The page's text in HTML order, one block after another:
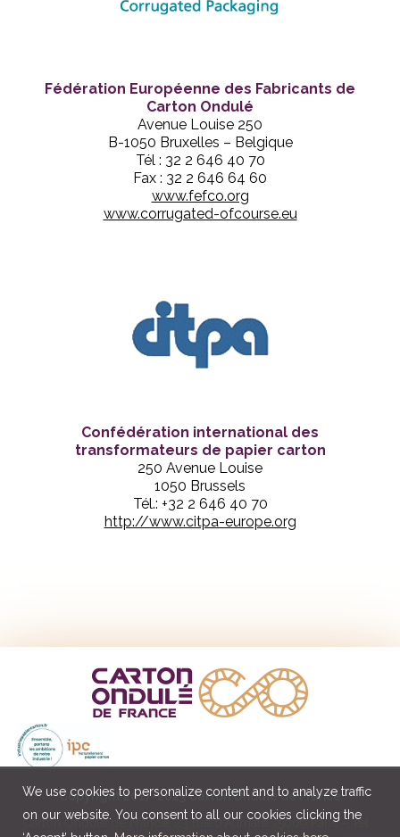
Fédération Européenne des Fabricants de
Carton Ondulé
Avenue Louise 250
B-1050 Bruxelles – Belgique
Tél : 32 2 646 40 70
Fax : 32 2 646 64 60
www.fefco.org
www.corrugated-ofcourse.eu
Confédération international des
transformateurs de papier carton
250 Avenue Louise
1050 Brussels
Tél.: +32 2 646 40 70
http://www.citpa-europe.org
Copyright 2017-2023 Carton Ondulé de France
Carton Ondulé de France, 23 rue d’Aumale 75009 Paris – Tél. :
We use cookies to personalize content and to analyze traffic
on our website. You consent to all our cookies clicking the